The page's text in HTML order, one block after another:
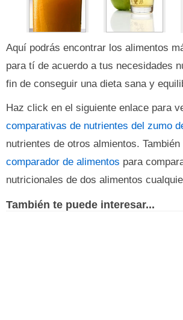
Aquí podrás encontrar los alimentos
para tí de acuerdo a tus necesidades
fin de conseguir una dieta sana y
Haz click en el siguiente enlace para
comparativas de nutrientes del zumo
nutrientes de otros almientos.
comparador de alimentos para
nutricionales de dos alimentos
También te puede interesar...